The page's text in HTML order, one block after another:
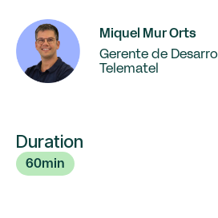
Miquel Mur Orts
Gerente de
Telematel
Duration
60min